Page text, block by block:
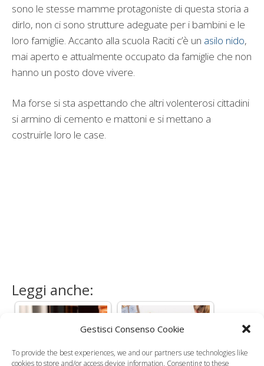
Gestisci Consenso Cookie
To provide the best experiences, we and our partners use technologies like
cookies to store and/or access device information. Consenting to these
sono le stesse mamme protagoniste di questa storia a
dirlo, non ci sono strutture adeguate per i bambini e le
loro famiglie. Accanto alla scuola Raciti c’è un asilo nido,
mai aperto e attualmente occupato da famiglie che non
hanno un posto dove vivere.
Ma forse si sta aspettando che altri volenterosi cittadini
si armino di cemento e mattoni e si mettano a
costruirle loro le case.
Leggi anche:
Scuola e degrado:
Servizi per la prima